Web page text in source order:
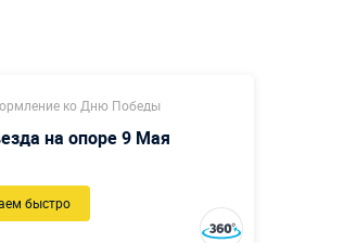
ко Дню Победы
на опоре 9 Мая
быстро